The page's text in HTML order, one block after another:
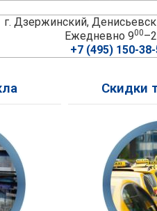
г. Дзержинский,
Ежедневно 900
+7 (495) 150-
Скидки